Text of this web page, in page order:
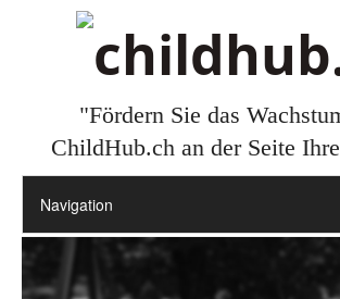
"Fördern Sie das
ChildHub.ch an der Seite